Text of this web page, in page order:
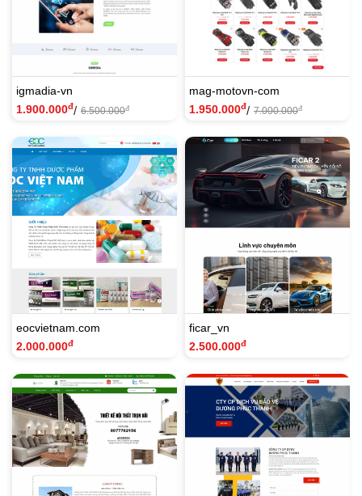
igmadia-vn
1.900.000đ/ 6.500.000đ
mag-motovn-com
1.950.000đ/ 7.000.000đ
eocvietnam.com
2.000.000đ
ficar_vn
2.500.000đ